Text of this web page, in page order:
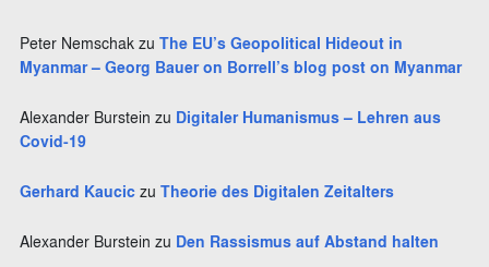
Peter Nemschak zu The EU’s Geopolitical Hideout in
Myanmar – Georg Bauer on Borrell’s blog post on Myanmar
Alexander Burstein zu Digitaler Humanismus – Lehren aus
Covid-19
Gerhard Kaucic zu Theorie des Digitalen Zeitalters
Alexander Burstein zu Den Rassismus auf Abstand halten